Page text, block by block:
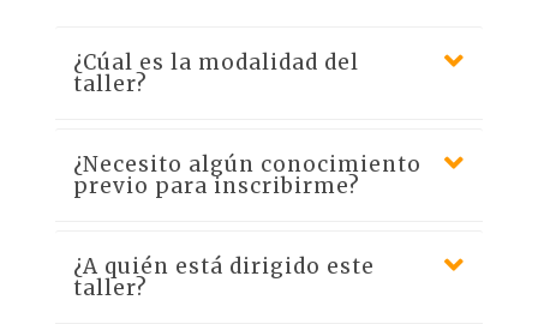
¿Cúal es la modalidad del
taller?
¿Necesito algún conocimiento
previo para inscribirme?
¿A quién está dirigido este
taller?